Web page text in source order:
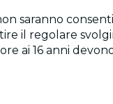
saranno
il regolare
ai 16 anni